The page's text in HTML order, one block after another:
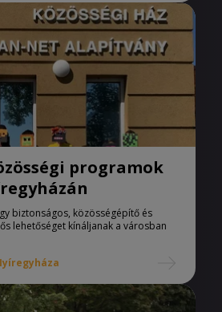
programok
biztonságos, közösségépítő és
lehetőséget kínáljanak a városban